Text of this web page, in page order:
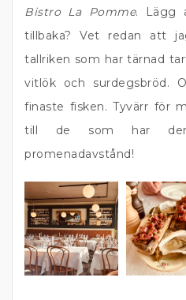
Bistro La Pomme. Lägg
tillbaka? Vet redan att
tallriken som har tärnad
vitlök och surdegsbröd.
finaste fisken. Tyvärr för
till de som har
promenadavstånd!